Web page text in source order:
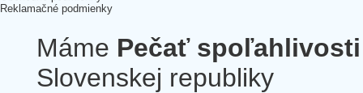
Reklamačné podmienky
Máme Pečať spoľahlivosti
Slovenskej republiky